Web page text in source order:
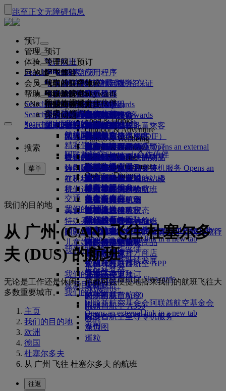
跳至正文无障碍信息
预订
预订
预订航班
搜索航班
航班时刻表
特惠机票
特别优惠
最佳票价搜索
计划行程
预订酒店
旅游项目和活动
旅行服务
迎宾接机服务迎宾接机服务 Opens an
external link in a new tab
迪拜转机服务
交通
机场接送
预订租车
航空公司合作伙伴
关于网上预订
阿联酋航空应用程序
阿联酋航空最优价格保证
座位选择
票价保留
阿联酋航空应用程序
Search flight
管理
管理
管理预订
检索预订
取消预订
更改预订
选择你的座位
升级航班
管理专车接送服务
预订无障碍旅行
在线办理登机手续
值机选项
航班状态
起飞前
起飞前
旅行信息
危险品手册
规则与公告
健康
医疗信息表（MEDIF）
餐食信息
阿联酋禁止携带的物品
迪拜国际机场
阿联酋航空 3 号航站楼
航站楼之间中转
抵达及离开机场
班车接送服务
行李
行李信息
行李信息
托运行李
随身行李
购买更多行李额度
额外托运行李额度
迪拜行李服务
行李延误或损坏
签证和护照
查找签证要求
签证和护照信息
美国旅行授权
阿联酋签证
Search flight
体验
空中体验
航班都有哪些设施与服务？
舱等特色
头等舱
商务舱
豪华经济舱
经济舱
机上舒适用品
机上娱乐
ice系统中的节目
ice直播电视
机上Wi-Fi
儿童娱乐
美食
头等舱美食
商务舱美食
豪华经济舱用餐
经济舱美食
饮料
我们的机队
波音777
阿联酋航空A380
阿联酋航空 A350
阿联酋航空至尊专机服务
座位图
阿联酋航空体验
你的旅程由此开始
阿联酋航空体验
专车接送服务
阿联酋航空服务
季节和节日
无接触旅程
我们的候机室
头等舱贵宾室
商务舱候机室
全球各地的候机室
合作伙伴候机室
付费使用候机室
马哈巴贵宾室
阿联酋航空购物
阿联酋航空免税商品
阿联酋航空官方商店
家庭旅行
和家人一同出行
规划你的家庭旅行
无成人陪伴的儿童乘客
怀孕
行李额度
儿童和婴儿票价规则
儿童安全座椅和摇篮
在机场
机上
携孩子旅行
携婴儿旅行
婴儿随身行李限额
儿童和婴儿餐食
儿童娱乐
儿童娱乐
儿童玩具
儿童活动
飞悦卓越
飞悦卓越
飞悦卓越的理由
关于我们
关于我们
我们的故事
媒体中心媒体中心 Opens an external
link in a new tab
集团公司
安全
财务透明
负责任企业
我们的员工
我们的领导团队
工作机会工作机会 Opens an external
link in a new tab
我们的地球
运营方面可持续发展
环保政策
环境报告
我们的社区
阿联酋航空基金会阿联酋航空基金会
Opens an external link in a new tab
赞助
Search flight
目的地
我们的目的地
目的地
我们的目的地
亚太地区
美洲
非洲
欧洲
中东
热门目的地
飞往伦敦的航班
飞往曼彻斯特的航班
飞往巴黎的航班
飞往米兰的航班
飞往巴塞罗那的航班
探索迪拜
飞往迪拜的航班
北京飞往迪拜
广州飞往迪拜
上海飞往迪拜
最新目的地
赫尔辛基
杭州
岘港
深圳
暹粒
Explore Dubai
Explore Dubai
Explore
Food & Drinks
Outdoor & Adventure
Fitness & Wellbeing
Culture & Heritage
Beach & Marine
Family entertainment
Outdoor Dining
我们的旅行合作伙伴
空中和地面合作伙伴
我们的旅行合作伙伴
澳洲航空
flydubai
阿联酋航空Skywards合作伙伴
探索
探索阿联酋航空目的地
航线图
精彩假日
海滩目的地
野外生活假日
历史和文化假日
城市休闲
美食家度假
Search flight
会员
阿联酋航空Skywards
加入阿联酋航空 Skywards
关于阿联酋航空Skywards
会员级别
迪拜航空
现金+里程
数字会员卡
我的家庭
使用里程
申领里程
购买里程
赚取里程
Skywards Skysurfers
Skywards ExclusivesSkywards Exclusives
Opens an external link in a new tab
我们的合作伙伴
Skywards Rail
里程计算器
登录阿联酋航空 Skywards
Skywards+
企业商务奖励
注册你的公司
企业商务奖励
注册你的公司
登录“企业商务奖励”
礼遇
计划运作方式
常见问题
Search flight
帮助
帮助和联系方式
帮助和联系方式
帮助和联系方式
更改或取消
签证和护照帮助
反馈和投诉
行李延误或损坏支持
迪拜转机服务
我们运营方面的变化
近期的旅行更新
查看你的航班状态
特殊乘客出行服务
搭乘阿联酋航空的航班，开启畅达旅行
特殊帮助和请求
你的问题
常见问题
常见问题
阿联酋航空办事处预订
我们的网络和代码共享
我们的其他产品
特殊帮助和请求
行李和丢失财物
准备旅行
在机场
阿联酋航空Skywards
阿联酋航空企业商务奖励
你的机上体验
工具和资源
手机和阿联酋航空 APP
取消或变更预订
中断旅行
关于阿联酋航空
Search flight
CN
搜索
菜单
我们的目的地
从 广州 (CAN) 飞往 杜塞尔多
夫 (DUS) 的航班
无论是工作还是休闲，你都可以便捷地搭乘我们的航班飞往大
多数重要城市。
主页
我们的目的地
欧洲
德国
杜塞尔多夫
从 广州 飞往 杜塞尔多夫 的航班
往返